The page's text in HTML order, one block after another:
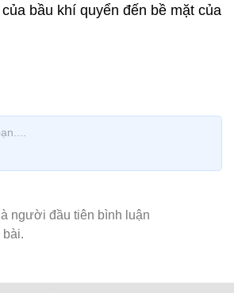
bầu khí quyển đến bề mặt của